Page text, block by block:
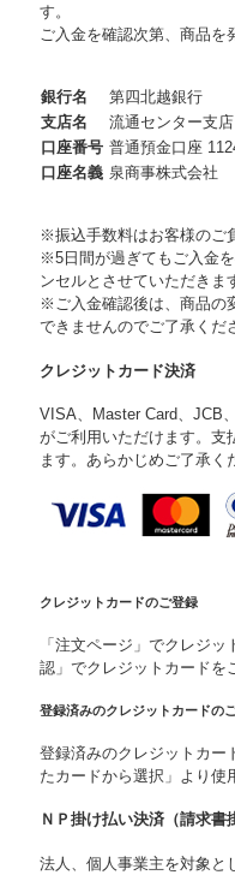
す。
ご入金を確認次第、商品を
銀行名
第四北越銀行
支店名
流通センター支店
口座番号 普通預金口座
口座名義 泉商事株式会社
※振込手数料はお客様のご
※5日間が過ぎてもご入金
ンセルとさせていただきま
※ご入金確認後は、商品の
できませんのでご了承くだ
クレジットカード決済
VISA、Master Card、JCB
がご利用いただけます。支
ます。あらかじめご了承く
クレジットカードのご登録
「注文ページ」でクレジ
認」でクレジットカードを
登録済みのクレジットカードの
登録済みのクレジットカー
たカードから選択」より使
ＮＰ掛け払い決済（請求書
法人、個人事業主を対象と